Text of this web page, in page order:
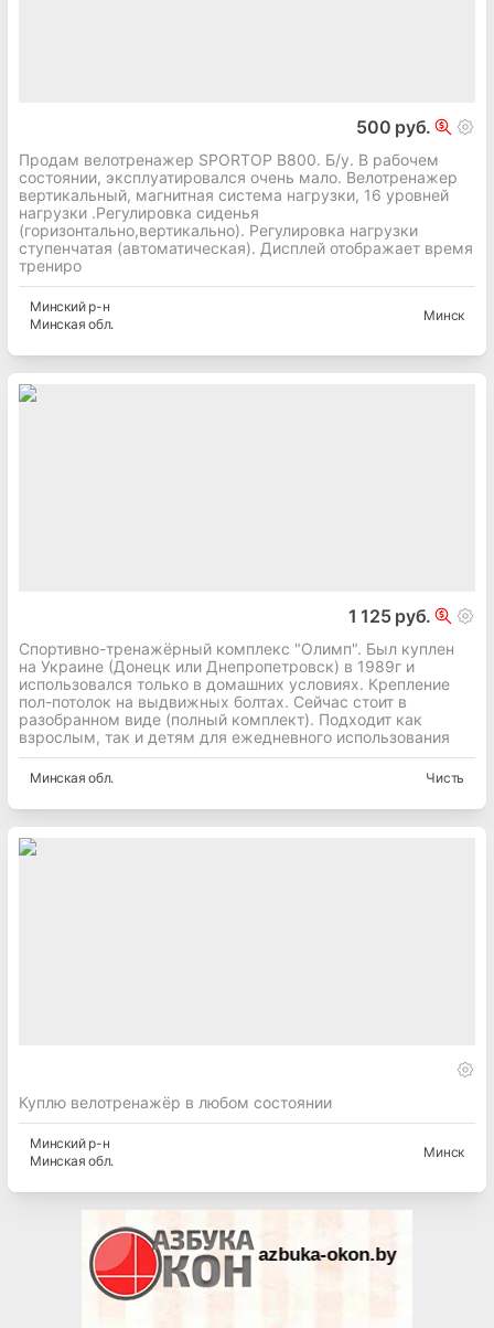
500 руб.
Продам велотренажер SPORTOP B800. Б/у. В рабочем
состоянии, эксплуатировался очень мало. Велотренажер
вертикальный, магнитная система нагрузки, 16 уровней
нагрузки .Регулировка сиденья
(горизонтально,вертикально). Регулировка нагрузки
ступенчатая (автоматическая). Дисплей отображает время
трениро
Минскийр-н
Минская обл.
Минск
1 125 руб.
Спортивно-тренажёрный комплекс "Олимп". Был куплен
на Украине (Донецк или Днепропетровск) в 1989г и
использовался только в домашних условиях. Крепление
пол-потолок на выдвижных болтах. Сейчас стоит в
разобранном виде (полный комплект). Подходит как
взрослым, так и детям для ежедневного использования
Минская обл. Чисть
Куплю велотренажёр в любом состоянии
Минскийр-н
Минская обл.
Минск